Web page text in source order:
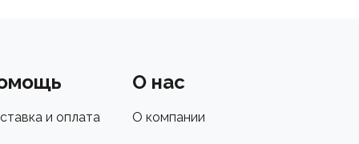
и оплата
О нас
О компании